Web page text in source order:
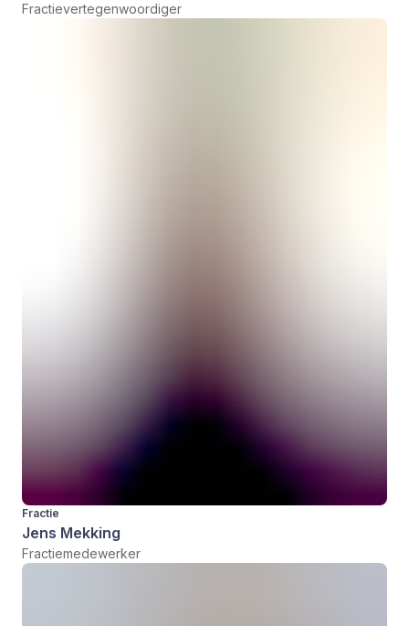
Fractievertegenwoordiger
Fractie
Jens Mekking
Fractiemedewerker